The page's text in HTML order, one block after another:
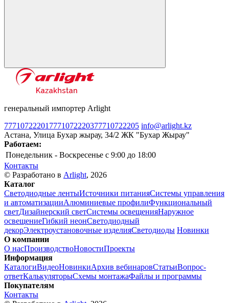
генеральный импортер Arlight
77710722201 7771072220377710722205 info@arlight.kz
Астана, Улица Бухар жырау, 34/2 ЖК "Бухар Жырау"
Работаем:
Понедельник - Воскресенье c 9:00 до 18:00
Контакты
© Разработано в Arlight, 2026
Каталог
Светодиодные лентыИсточники питанияСистемы управления
и автоматизацииАлюминиевые профилиФункциональный
светДизайнерский светСистемы освещенияНаружное
освещениеГибкий неонСветодиодный
декорЭлектроустановочные изделияСветодиоды Новинки
О компании
О насПроизводствоНовостиПроекты
Информация
КаталогиВидеоНовинкиАрхив вебинаровСтатьиВопрос-
ответКалькуляторыСхемы монтажаФайлы и программы
Покупателям
Контакты